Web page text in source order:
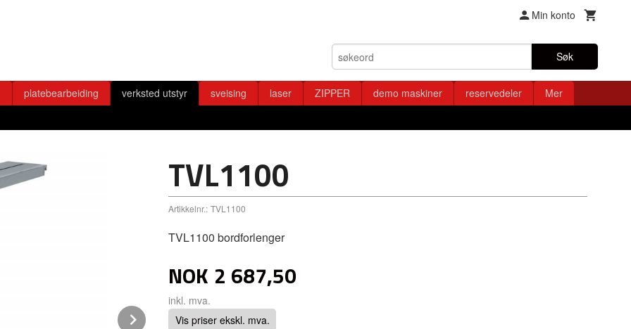
Min konto
Søk
platebearbeiding verksted utstyr sveising laser ZIPPER demo maskiner reservedeler Mer
Next
TVL1100
Artikkelnr.: TVL1100
TVL1100 bordforlenger
NOK 2 687,50
inkl. mva.
Vis priser ekskl. mva.